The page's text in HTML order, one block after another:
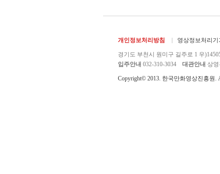
개인정보처리방침 영상정보처리기
경기도 부천시 원미구 길주로 1 우
입주안내 032-310-3034 대관안내 상영
Copyright© 2013. 한국만화영상진흥원.